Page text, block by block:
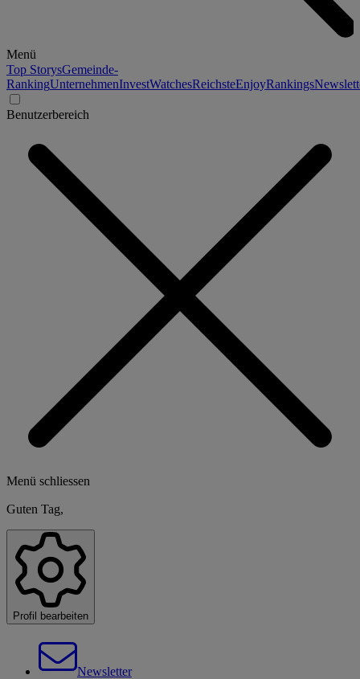
Menü
Top StorysGemeinde-
RankingUnternehmenInvestWatchesReichsteEnjoyRankings
Benutzerbereich
Menü schliessen
Guten Tag,
Profil bearbeiten
Newsletter